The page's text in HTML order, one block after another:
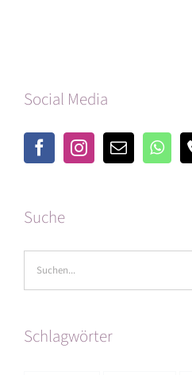
Social Media
Suche
nach:
Schlagwörter